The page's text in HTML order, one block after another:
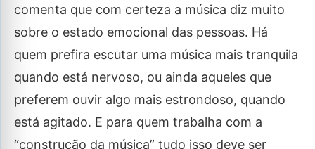
comenta que com certeza a música diz muito
sobre o estado emocional das pessoas. Há
quem prefira escutar uma música mais tranquila
quando está nervoso, ou ainda aqueles que
preferem ouvir algo mais estrondoso, quando
está agitado. E para quem trabalha com a
“construção da música” tudo isso deve ser